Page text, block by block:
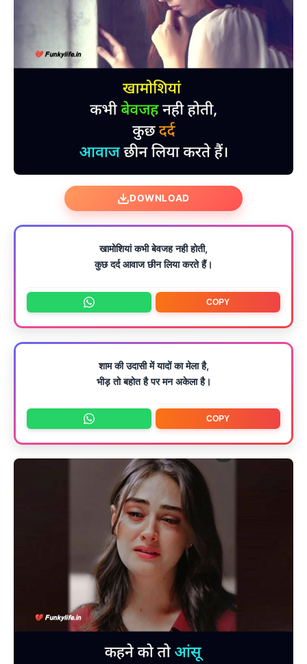
DOWNLOAD
खामोशियां कभी बेवजह नही होती,
कुछ दर्द आवाज छीन लिया करते हैं।
COPY
शाम की उदासी में यादों का मेला है,
भीड़ तो बहोत है पर मन अकेला है।
COPY